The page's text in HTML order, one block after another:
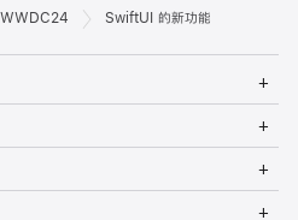
WWDC24 SwiftUI 的新功能
菜
菜
菜